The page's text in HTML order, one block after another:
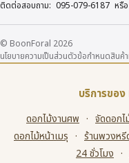
ติดต่อสอบถาม: 095-079-6187 หรือ
© BoonForal 2026
นโยบายความเป็นส่วนตัวข้อกำหนดสินค้
บริการขอ
ดอกไม้งานศพ · จัดดอก
ดอกไม้หน้าเมรุ · ร้านพวงหรี
24 ชั่วโมง ·